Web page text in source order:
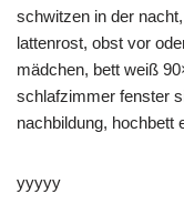
schwitzen in der
lattenrost, obst vor
mädchen, bett weiß
schlafzimmer fenster
nachbildung, hochbett
yyyyy